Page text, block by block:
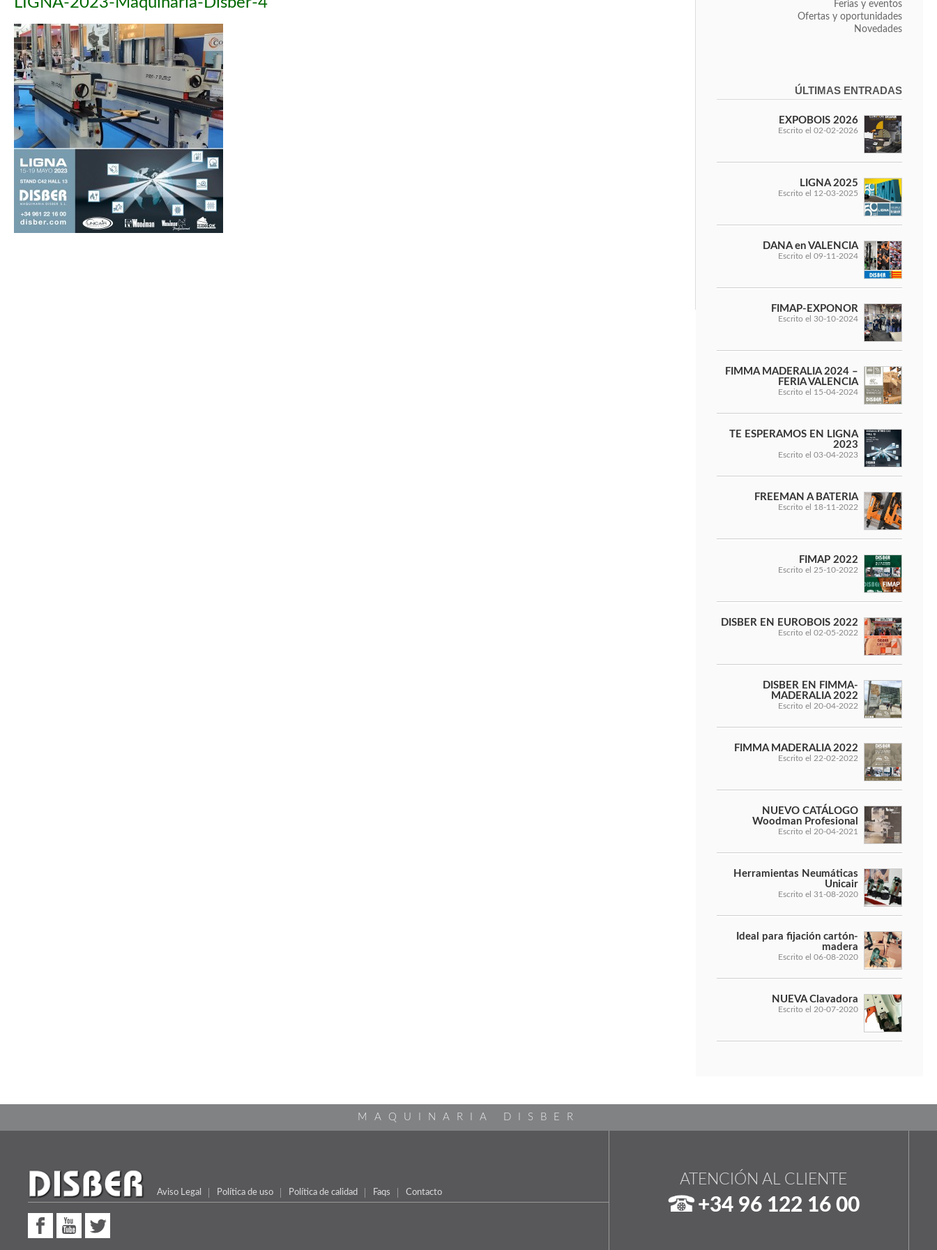
Aspiradores industriales
Cepilladoras -
Combinadas
Sierras de marquetería
Taladros de columna
BRICO OK
Compresores
Ofertas y
Ferias y eventos
Ofertas y oportunidades
Novedades
ÚLTIMAS ENTRADAS
EXPOBOIS 2026
Escrito el 02-02-2026
LIGNA 2025
Escrito el 12-03-2025
DANA en VALENCIA
Escrito el 09-11-2024
FIMAP-EXPONOR
Escrito el 30-10-2024
FIMMA MADERALIA 2024 –
FERIA VALENCIA
Escrito el 15-04-2024
TE ESPERAMOS EN LIGNA
2023
Escrito el 03-04-2023
FREEMAN A BATERIA
Escrito el 18-11-2022
FIMAP 2022
Escrito el 25-10-2022
DISBER EN EUROBOIS 2022
Escrito el 02-05-2022
DISBER EN FIMMA-
MADERALIA 2022
Escrito el 20-04-2022
FIMMA MADERALIA 2022
Escrito el 22-02-2022
NUEVO CATÁLOGO
Woodman Profesional
Escrito el 20-04-2021
Herramientas Neumáticas
Unicair
Escrito el 31-08-2020
Ideal para fijación cartón-
madera
Escrito el 06-08-2020
NUEVA Clavadora
Escrito el 20-07-2020
MAQUINARIA DISBER
Aviso Legal Política de uso Política de calidad Faqs Contacto
ATENCIÓN AL CLIENTE
+34 96 122 16 00